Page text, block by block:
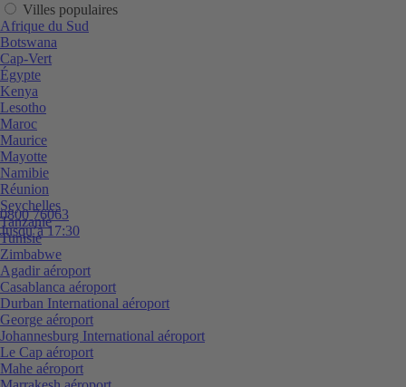
0800 76063
Jusqu’à 17:30
Villes populaires
Afrique du Sud
Botswana
Cap-Vert
Égypte
Kenya
Lesotho
Maroc
Maurice
Mayotte
Namibie
Réunion
Seychelles
Tanzanie
Tunisie
Zimbabwe
Agadir aéroport
Casablanca aéroport
Durban International aéroport
George aéroport
Johannesburg International aéroport
Le Cap aéroport
Mahe aéroport